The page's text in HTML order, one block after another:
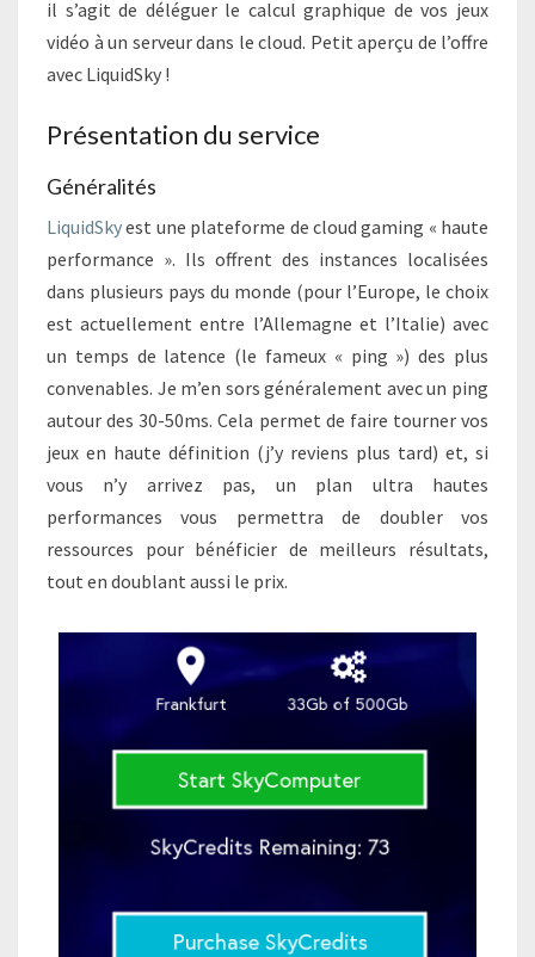
il s’agit de déléguer le calcul graphique de vos jeux
vidéo à un serveur dans le cloud. Petit aperçu de l’offre
avec LiquidSky !
Présentation du service
Généralités
LiquidSkyest une plateforme de cloud gaming « haute
performance ». Ils offrent des instances localisées
dans plusieurs pays du monde (pour l’Europe, le choix
est actuellement entre l’Allemagne et l’Italie) avec
un temps de latence (le fameux « ping ») des plus
convenables. Je m’en sors généralement avec un ping
autour des 30-50ms. Cela permet de faire tourner vos
jeux en haute définition (j’y reviens plus tard) et, si
vous n’y arrivez pas, un plan ultra hautes
performances vous permettra de doubler vos
ressources pour bénéficier de meilleurs résultats,
tout en doublant aussi le prix.